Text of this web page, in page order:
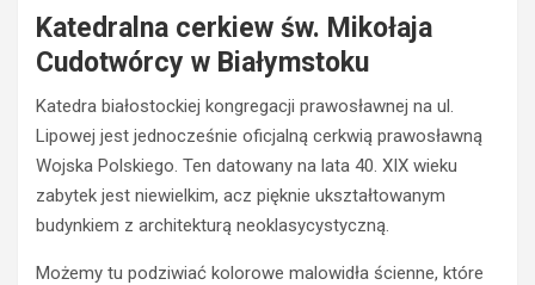
Katedralna cerkiew św. Mikołaja
Cudotwórcy w Białymstoku
Katedra białostockiej kongregacji prawosławnej na ul.
Lipowej jest jednocześnie oficjalną cerkwią prawosławną
Wojska Polskiego. Ten datowany na lata 40. XIX wieku
zabytek jest niewielkim, acz pięknie ukształtowanym
budynkiem z architekturą neoklasycystyczną.
Możemy tu podziwiać kolorowe malowidła ścienne, które